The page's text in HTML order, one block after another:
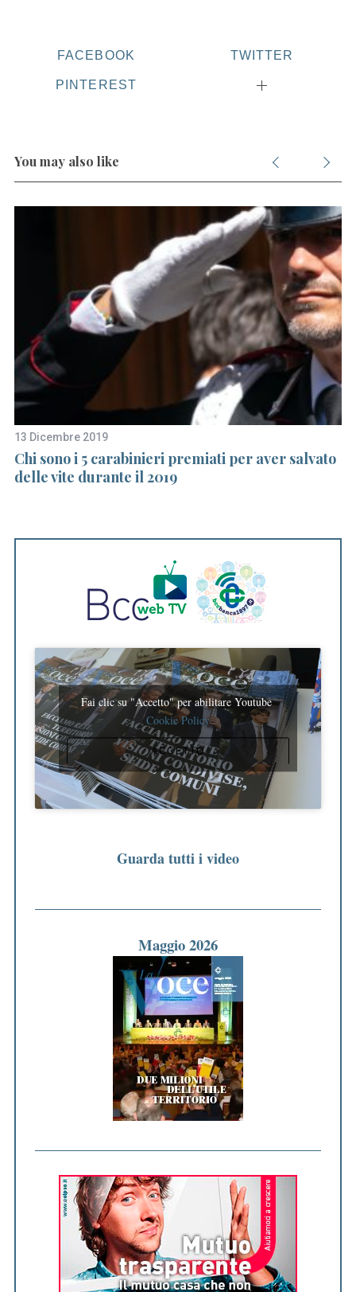
FACEBOOK TWITTER
PINTEREST
You may also like
13 Dicembre 2019
Chi sono i 5 carabinieri premiati per aver salvato
delle vite durante il 2019
Fai clic su "Accetto" per abilitare Youtube
Cookie Policy
ACCETTO
Guarda tutti i video
Maggio 2026